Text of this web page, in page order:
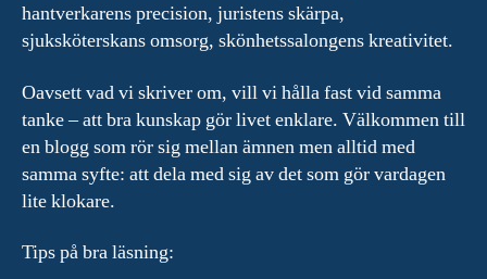
hantverkarens precision, juristens skärpa,
sjuksköterskans omsorg, skönhetssalongens kreativitet.
Oavsett vad vi skriver om, vill vi hålla fast vid samma
tanke – att bra kunskap gör livet enklare. Välkommen till
en blogg som rör sig mellan ämnen men alltid med
samma syfte: att dela med sig av det som gör vardagen
lite klokare.
Tips på bra läsning: